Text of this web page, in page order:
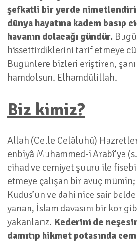
şefkatli bir yerde
dünya hayatına kadem basıp
havanın dolacağı gündür.
hissettirdiklerini tarif etmeye
Bugünlere bizleri eriştiren,
hamdolsun. Elhamdülillah.
Biz kimiz?
Allah (Celle Celâluhû)
enbiyâ Muhammed-i Arabî’ye
cihad ve cemiyet şuuru ile
etmeye çalışan bir avuç mümin;
Kudüs’ün ve dahi nice sair
yanan, İslam davasını bir kor
yakanlarız. Kederini de
damıtıp hikmet potasında